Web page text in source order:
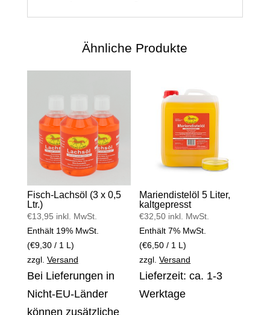
Ähnliche Produkte
Fisch-Lachsöl (3 x 0,5
Ltr.)
€13,95 inkl. MwSt.
Enthält 19% MwSt.
(€9,30/ 1 L)
zzgl. Versand
Bei Lieferungen in
Nicht-EU-Länder
können zusätzliche
Mariendistelöl 5 Liter,
kaltgepresst
€32,50 inkl. MwSt.
Enthält 7% MwSt.
(€6,50 / 1 L)
zzgl.Versand
Lieferzeit: ca. 1-3
Werktage